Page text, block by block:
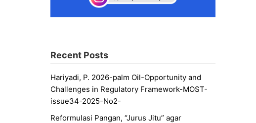
Recent Posts
Hariyadi, P. 2026-palm Oil-Opportunity and
Challenges in Regulatory Framework-MOST-
issue34-2025-No2-
Reformulasi Pangan, “Jurus Jitu” agar